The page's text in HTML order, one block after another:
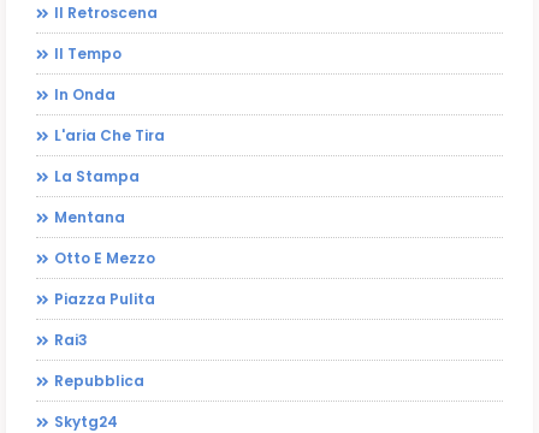
Il Retroscena
Il Tempo
In Onda
L'aria Che Tira
La Stampa
Mentana
Otto E Mezzo
Piazza Pulita
Rai3
Repubblica
Skytg24